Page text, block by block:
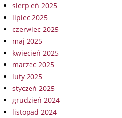
sierpień 2025
lipiec 2025
czerwiec 2025
maj 2025
kwiecień 2025
marzec 2025
luty 2025
styczeń 2025
grudzień 2024
listopad 2024